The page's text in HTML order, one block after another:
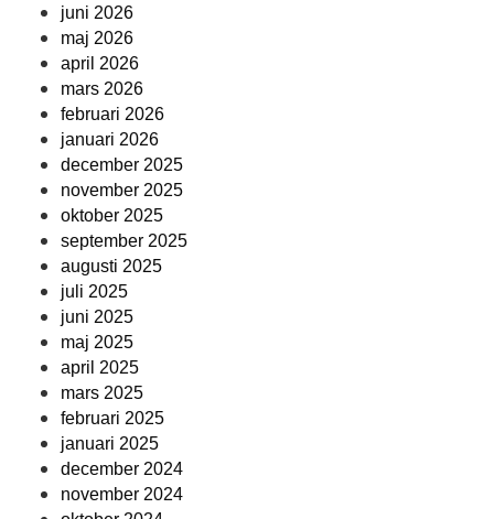
juni 2026
maj 2026
april 2026
mars 2026
februari 2026
januari 2026
december 2025
november 2025
oktober 2025
september 2025
augusti 2025
juli 2025
juni 2025
maj 2025
april 2025
mars 2025
februari 2025
januari 2025
december 2024
november 2024